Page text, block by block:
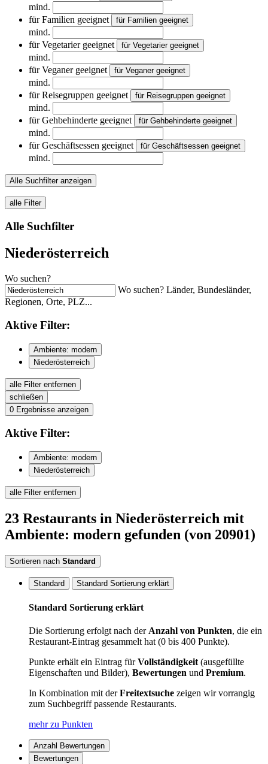
mind.
für Familien geeignet
für Familien geeignet
mind.
für Vegetarier geeignet
für Vegetarier geeignet
mind.
für Veganer geeignet
für Veganer geeignet
mind.
für Reisegruppen geeignet
für Reisegruppen geeignet
mind.
für Gehbehinderte geeignet
für Gehbehinderte geeignet
mind.
für Geschäftsessen geeignet
für Geschäftsessen geeignet
mind.
Alle Suchfilter anzeigen
alle Filter
Alle Suchfilter
Niederösterreich
Wo suchen?
Wo suchen? Länder, Bundesländer,
Regionen, Orte, PLZ...
Aktive Filter:
Ambiente: modern
Niederösterreich
alle Filter entfernen
schließen
0 Ergebnisse anzeigen
Aktive Filter:
Ambiente: modern
Niederösterreich
alle Filter entfernen
23 Restaurants in Niederösterreich mit
Ambiente: modern gefunden (von 20901)
Sortieren nach Standard
Standard Standard Sortierung erklärt
Standard Sortierung erklärt
Die Sortierung erfolgt nach derAnzahl von Punkten, die ein
Restaurant-Eintrag gesammelt hat (0 bis 400 Punkte).
Punkte erhält ein Eintrag fürVollständigkeit(ausgefüllte
Eigenschaften und Bilder), Bewertungen und Premium.
In Kombination mit derFreitextsuche zeigen wir vorrangig
zum Suchbegriff passende Restaurants.
mehr zu Punkten
Anzahl Bewertungen
Bewertungen